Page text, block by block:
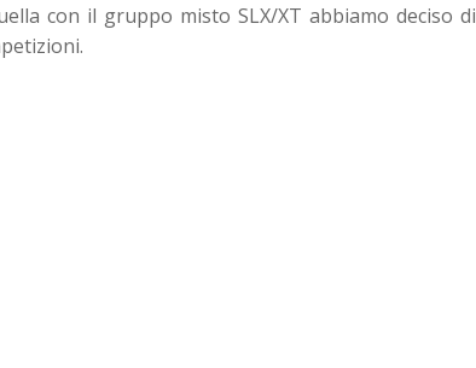
con il gruppo misto SLX/XT abbiamo deciso di